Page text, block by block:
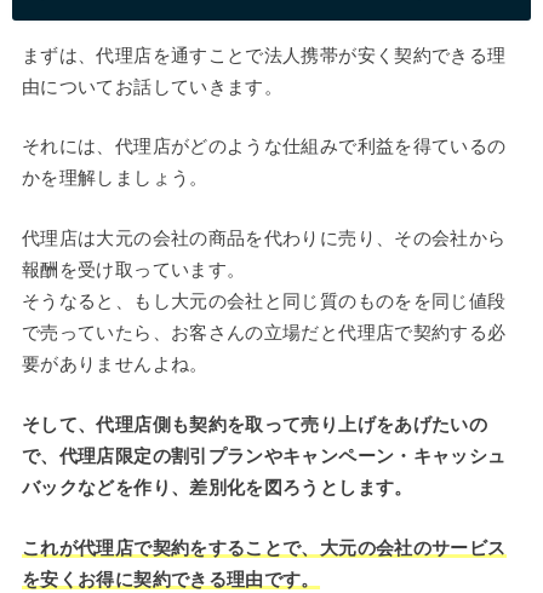
まずは、代理店を通すことで法人携帯が安く契約できる理
由についてお話していきます。
それには、代理店がどのような仕組みで利益を得ているの
かを理解しましょう。
代理店は大元の会社の商品を代わりに売り、その会社から
報酬を受け取っています。
そうなると、もし大元の会社と同じ質のものをを同じ値段
で売っていたら、お客さんの立場だと代理店で契約する必
要がありませんよね。
そして、代理店側も契約を取って売り上げをあげたいの
で、代理店限定の割引プランやキャンペーン・キャッシュ
バックなどを作り、差別化を図ろうとします。
これが代理店で契約をすることで、大元の会社のサービス
を安くお得に契約できる理由です。